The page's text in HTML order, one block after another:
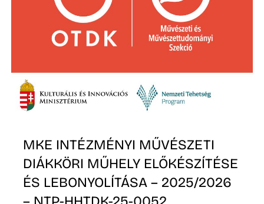
MKE INTÉZMÉNYI MŰVÉSZETI
DIÁKKÖRI MŰHELY ELŐKÉSZÍTÉSE
ÉS LEBONYOLÍTÁSA – 2025/2026